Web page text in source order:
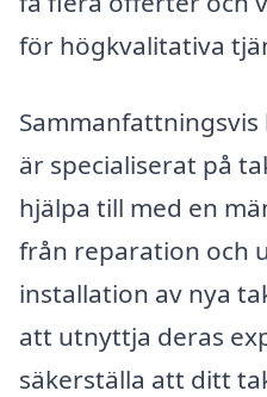
för högkvalitativa
är specialiserat på
hjälpa till med en
från reparation och
installation av nya
att utnyttja deras
säkerställa att ditt